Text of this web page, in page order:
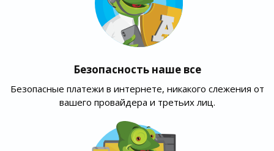
Безопасность наше все
Безопасные платежи в интернете, никакого слежения от
вашего провайдера и третьих лиц.